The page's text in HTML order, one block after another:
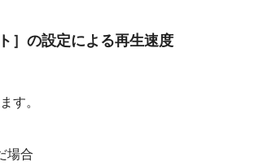
］の設定による再生速度
す。
場合